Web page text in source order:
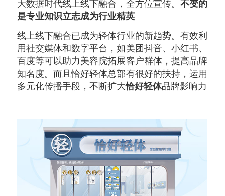
大数据时代线上线下融合，全方位宣传。 不变的
是专业知识立志成为行业精英
线上线下融合已成为轻体行业的新趋势。有效利
用社交媒体和数字平台，如美团抖音、小红书、
百度等可以助力美容院拓展客户群体，提高品牌
知名度。而且恰好轻体总部有很好的扶持，运用
多元化传播手段，不断扩大恰好轻体品牌影响力